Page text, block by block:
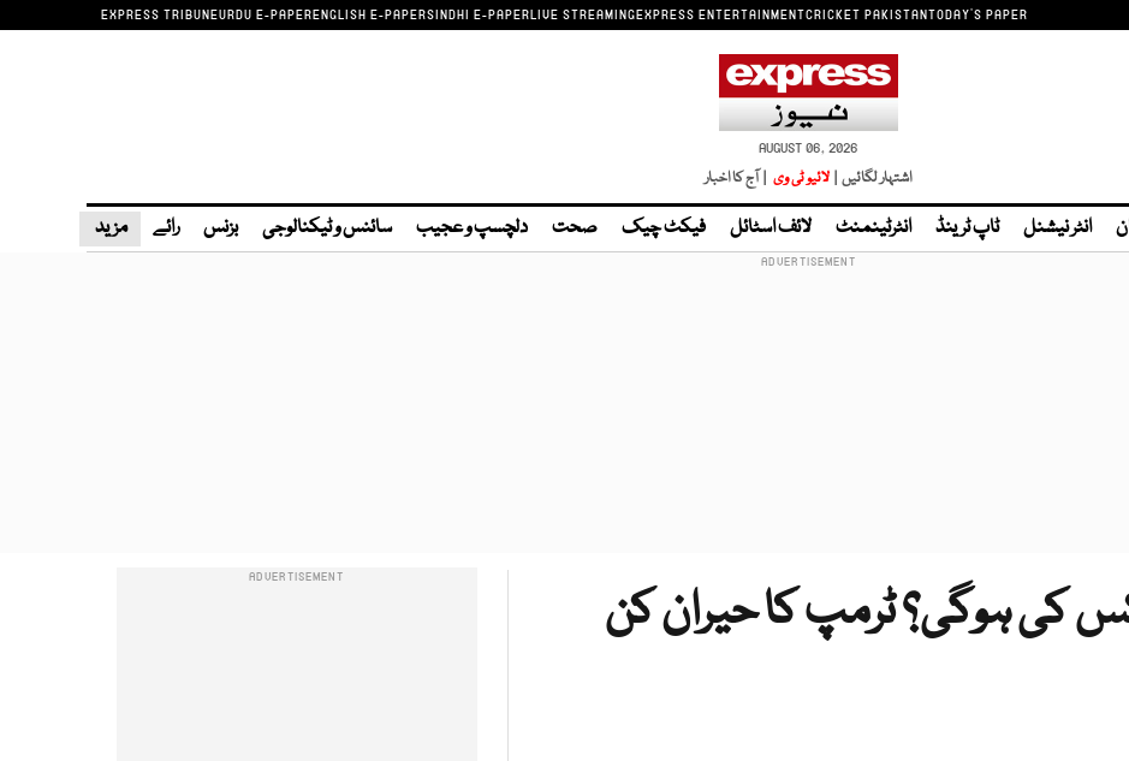
EXPRESS TRIBUNEURDU E-PAPERENGLISH E-PAPERSINDHI E-PAPERLIVE STREAMINGEXPRESS ENTERTAINMENTCRICKET PAKISTANTODAY'S PAPER
AUGUST 06, 2026
اشتہار لگائیں | لائیو ٹی وی | آج کا اخبار
انٹر نیشنل ٹاپ ٹرینڈ انٹرٹینمنٹ لائف اسٹائل فیکٹ چیک صحت دلچسپ و عجیب سائنس و ٹیکنالوجی بزنس رائے مزید
کی ہوگی؟ ٹرمپ کا حیران کن